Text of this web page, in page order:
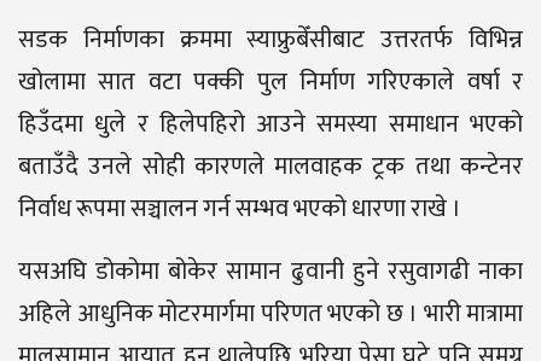
सडक निर्माणका क्रममा स्याफ्रुबेँसीबाट उत्तरतर्फ विभिन्न
खोलामा सात वटा पक्की पुल निर्माण गरिएकाले वर्षा र
हिउँदमा धुले र हिलेपहिरो आउने समस्या समाधान भएको
बताउँदै उनले सोही कारणले मालवाहक ट्रक तथा कन्टेनर
निर्वाध रूपमा सञ्चालन गर्न सम्भव भएको धारणा राखे ।
यसअघि डोकोमा बोकेर सामान ढुवानी हुने रसुवागढी नाका
अहिले आधुनिक मोटरमार्गमा परिणत भएको छ । भारी मात्रामा